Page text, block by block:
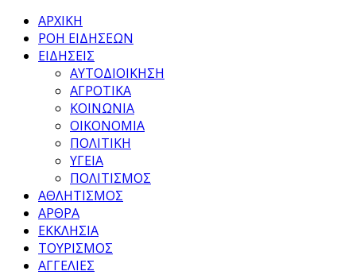
ΑΡΧΙΚΗ
ΡΟΗ ΕΙΔΗΣΕΩΝ
ΕΙΔΗΣΕΙΣ
ΑΥΤΟΔΙΟΙΚΗΣΗ
ΑΓΡΟΤΙΚΑ
ΚΟΙΝΩΝΙΑ
ΟΙΚΟΝΟΜΙΑ
ΠΟΛΙΤΙΚΗ
ΥΓΕΙΑ
ΠΟΛΙΤΙΣΜΟΣ
ΑΘΛΗΤΙΣΜΟΣ
ΑΡΘΡΑ
ΕΚΚΛΗΣΙΑ
ΤΟΥΡΙΣΜΟΣ
ΑΓΓΕΛΙΕΣ